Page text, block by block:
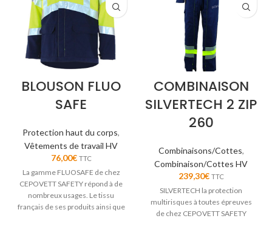
BLOUSON FLUO
SAFE
Protection haut du corps,
Vêtements de travail HV
76,00€ TTC
La gamme FLUOSAFE de chez
CEPOVETT SAFETY répond à de
nombreux usages. Le tissu
français de ses produits ainsi que
COMBINAISON
SILVERTECH 2 ZIP
260
Combinaisons/Cottes,
Combinaison/Cottes HV
239,30€ TTC
SILVERTECH la protection
multirisques à toutes épreuves
de chez CEPOVETT SAFETY